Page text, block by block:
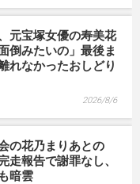
元宝塚女優の寿美花
倒みたいの」最後ま
れなかったおしどり
2026/8/6
の花乃まりあとの
走報告で謝罪なし、
暗雲